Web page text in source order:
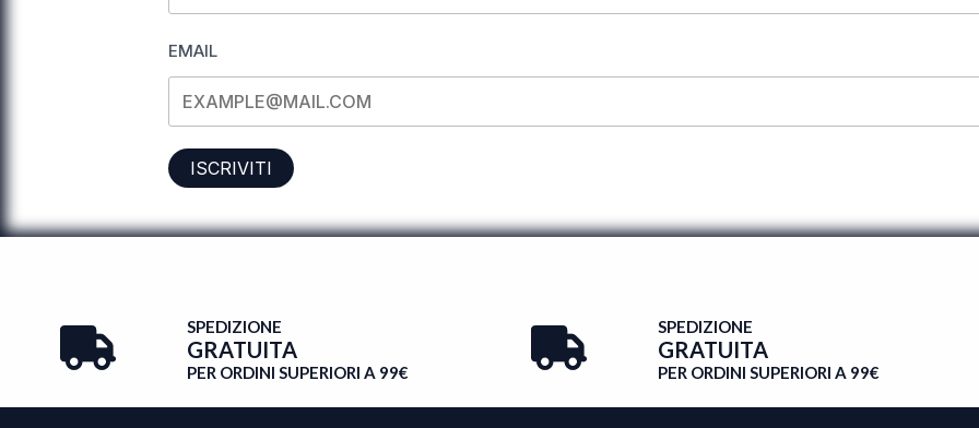
EMAIL
ISCRIVITI
SPEDIZIONE
GRATUITA
PER ORDINI SUPERIORI A 99€
SPEDIZIONE
GRATUITA
PER ORDINI SUPERIORI A 99€